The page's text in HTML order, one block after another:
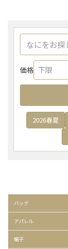
価格
2026春夏
バッグ
アパレル
帽子